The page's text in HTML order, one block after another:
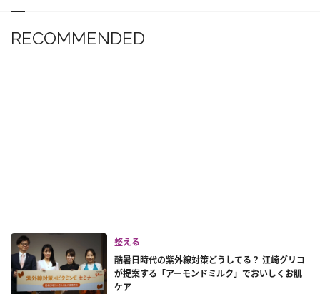
RECOMMENDED
整える
酷暑日時代の紫外線対策どうしてる？ 江崎グリコ
が提案する「アーモンドミルク」でおいしくお肌
ケア